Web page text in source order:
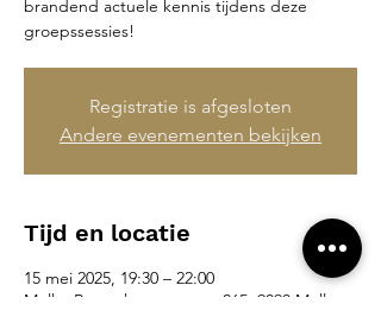
brandend actuele kennis tijdens deze
groepssessies!
Registratie is afgesloten
Andere evenementen bekijken
Tijd en locatie
15 mei 2025, 19:30 – 22:00
Melle, Brusselsesteenweg 265, 9090 Melle,